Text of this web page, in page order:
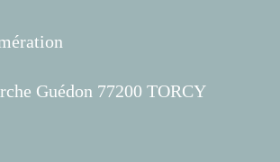
Guédon 77200 TORCY